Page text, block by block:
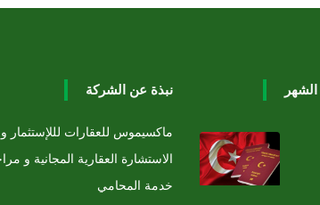
نبذة عن الشركة
ماكسيموس للعقارات لللإستثمار و
الاستشارة العقارية المجانية و
خدمة المحامي